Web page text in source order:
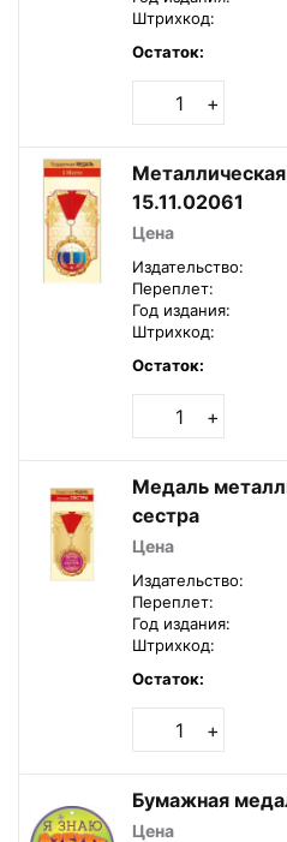
Штрихкод:
Остаток:
+
15.11.02061
Цена
Издательство:
Переплет:
Год издания:
Штрихкод:
Остаток:
+
Медаль
сестра
Цена
Издательство:
Переплет:
Год издания:
Штрихкод:
Остаток:
+
Бумажная
Цена